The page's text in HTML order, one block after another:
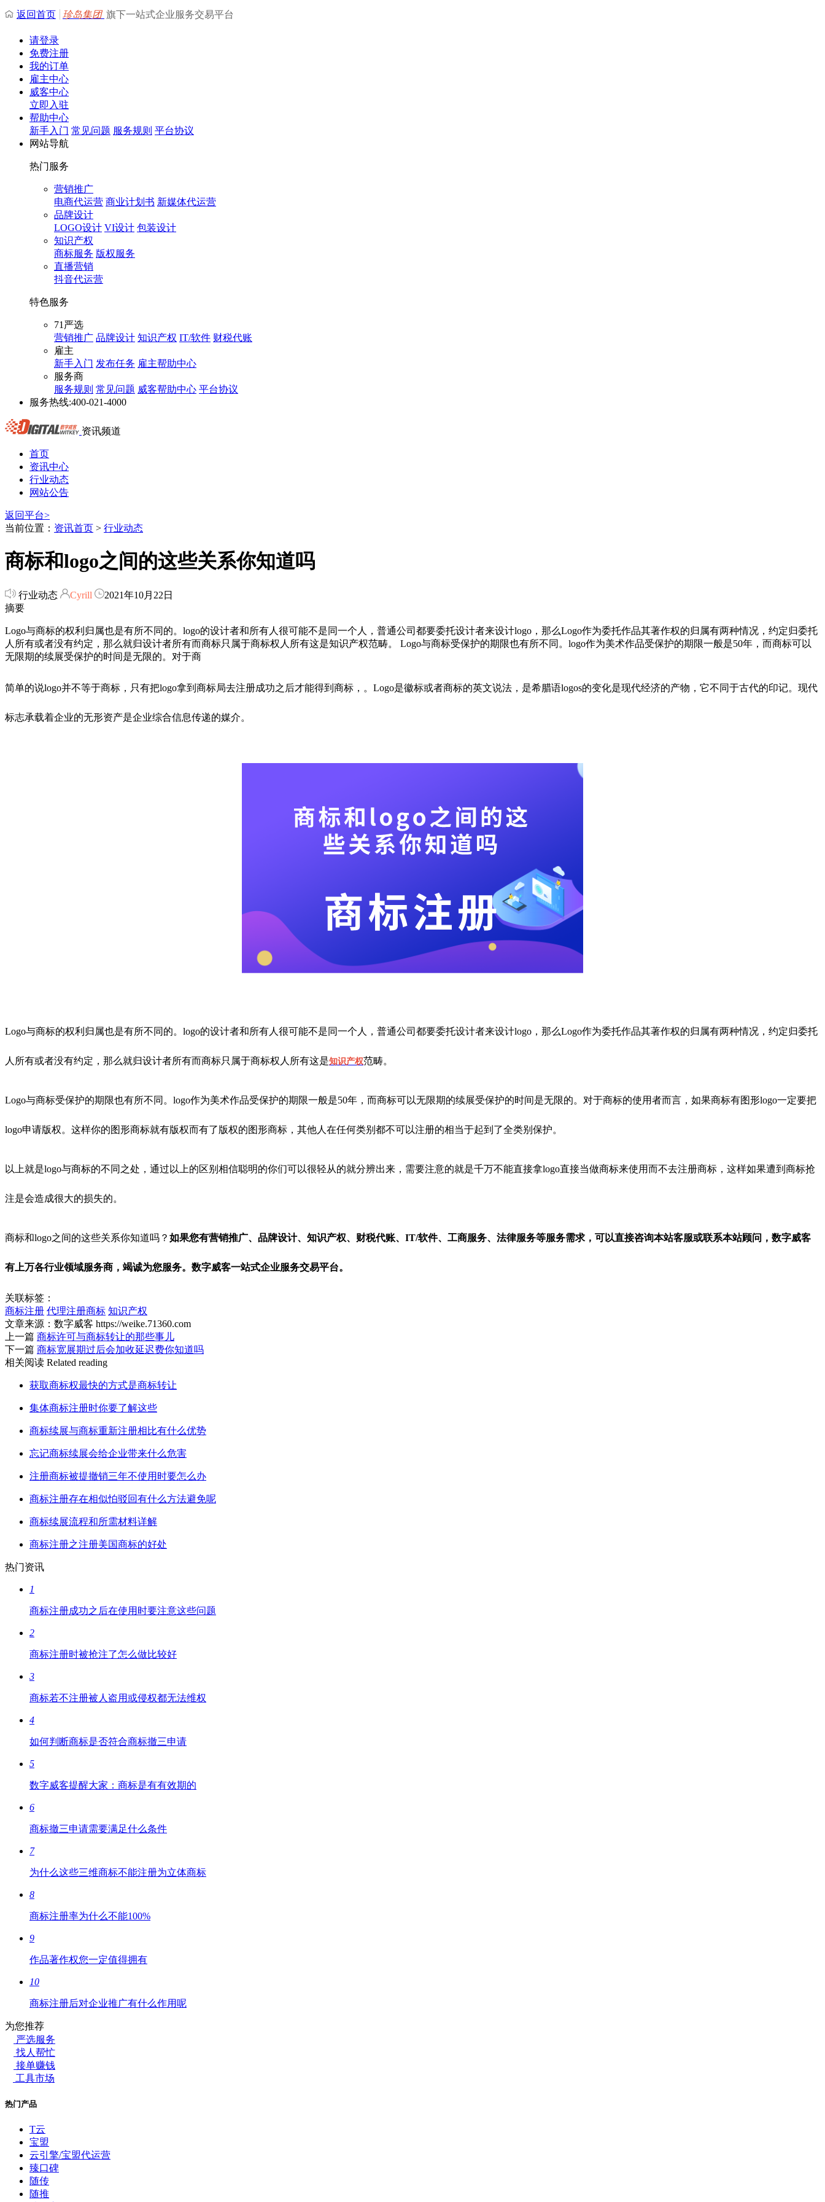
返回首页 珍岛集团 旗下一站式企业服务交易平台
请登录
免费注册
我的订单
雇主中心
威客中心
立即入驻
帮助中心
新手入门 常见问题 服务规则 平台协议
网站导航
热门服务
营销推广
电商代运营 商业计划书 新媒体代运营
品牌设计
LOGO设计 VI设计 包装设计
知识产权
商标服务 版权服务
直播营销
抖音代运营
特色服务
71严选
营销推广 品牌设计 知识产权 IT/软件 财税代账
雇主
新手入门 发布任务 雇主帮助中心
服务商
服务规则 常见问题 威客帮助中心 平台协议
服务热线:400-021-4000
资讯频道
首页
资讯中心
行业动态
网站公告
返回平台>
当前位置： 资讯首页 > 行业动态
商标和logo之间的这些关系你知道吗
行业动态 Cyrill
2021年10月22日
摘要
Logo与商标的权利归属也是有所不同的。logo的设计者和所有人很可能不是同一个人，普通公司都要委托设计者来设计logo，那么Logo作为委托作品其著作权的归属有两种情况，约定归委托
人所有或者没有约定，那么就归设计者所有而商标只属于商标权人所有这是知识产权范畴。 Logo与商标受保护的期限也有所不同。logo作为美术作品受保护的期限一般是50年，而商标可以
无限期的续展受保护的时间是无限的。对于商
简单的说logo并不等于商标，只有把logo拿到商标局去注册成功之后才能得到商标，。Logo是徽标或者商标的英文说法，是希腊语logos的变化是现代经济的产物，它不同于古代的印记。现代
标志承载着企业的无形资产是企业综合信息传递的媒介。
Logo与商标的权利归属也是有所不同的。logo的设计者和所有人很可能不是同一个人，普通公司都要委托设计者来设计logo，那么Logo作为委托作品其著作权的归属有两种情况，约定归委托
人所有或者没有约定，那么就归设计者所有而商标只属于商标权人所有这是知识产权范畴。
Logo与商标受保护的期限也有所不同。logo作为美术作品受保护的期限一般是50年，而商标可以无限期的续展受保护的时间是无限的。对于商标的使用者而言，如果商标有图形logo一定要把
logo申请版权。这样你的图形商标就有版权而有了版权的图形商标，其他人在任何类别都不可以注册的相当于起到了全类别保护。
以上就是logo与商标的不同之处，通过以上的区别相信聪明的你们可以很轻从的就分辨出来，需要注意的就是千万不能直接拿logo直接当做商标来使用而不去注册商标，这样如果遭到商标抢
注是会造成很大的损失的。
商标和logo之间的这些关系你知道吗？ 如果您有营销推广、品牌设计、知识产权、财税代账、IT/软件、工商服务、法律服务等服务需求，可以直接咨询本站客服或联系本站顾问，数字威客
有上万各行业领域服务商，竭诚为您服务。数字威客一站式企业服务交易平台。
关联标签：
商标注册 代理注册商标 知识产权
文章来源：数字威客 https://weike.71360.com
上一篇 商标许可与商标转让的那些事儿
下一篇 商标宽展期过后会加收延迟费你知道吗
相关阅读 Related reading
获取商标权最快的方式是商标转让
集体商标注册时你要了解这些
商标续展与商标重新注册相比有什么优势
忘记商标续展会给企业带来什么危害
注册商标被提撤销三年不使用时要怎么办
商标注册存在相似怕驳回有什么方法避免呢
商标续展流程和所需材料详解
商标注册之注册美国商标的好处
热门资讯
1
商标注册成功之后在使用时要注意这些问题
2
商标注册时被抢注了怎么做比较好
3
商标若不注册被人盗用或侵权都无法维权
4
如何判断商标是否符合商标撤三申请
5
数字威客提醒大家：商标是有有效期的
6
商标撤三申请需要满足什么条件
7
为什么这些三维商标不能注册为立体商标
8
商标注册率为什么不能100%
9
作品著作权您一定值得拥有
10
商标注册后对企业推广有什么作用呢
为您推荐
严选服务
找人帮忙
接单赚钱
工具市场
热门产品
T云
宝盟
云引擎/宝盟代运营
臻口碑
随传
随推